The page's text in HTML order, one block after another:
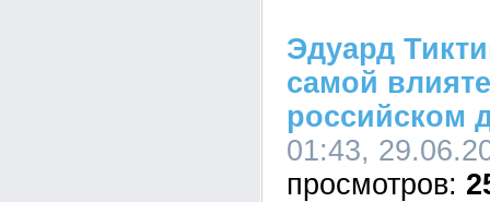
Эдуард
самой
российском
01:43,